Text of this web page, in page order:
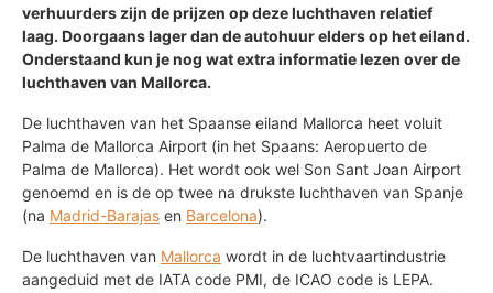
verhuurders zijn de prijzen op deze luchthaven relatief
laag. Doorgaans lager dan de autohuur elders op het eiland.
Onderstaand kun je nog wat extra informatie lezen over de
luchthaven van Mallorca.
De luchthaven van het Spaanse eiland Mallorca heet voluit
Palma de Mallorca Airport (in het Spaans: Aeropuerto de
Palma de Mallorca). Het wordt ook wel Son Sant Joan Airport
genoemd en is de op twee na drukste luchthaven van Spanje
(na Madrid-Barajas en Barcelona).
De luchthaven van Mallorca wordt in de luchtvaartindustrie
aangeduid met de IATA code PMI, de ICAO code is LEPA.